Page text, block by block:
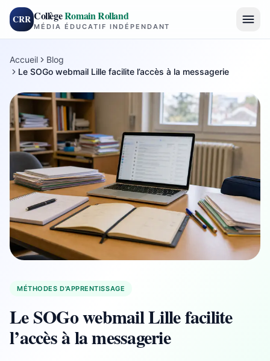
CRR CollègeRomain Rolland
MÉDIA ÉDUCATIF INDÉPENDANT
Accueil
Blog
Le SOGo webmail Lille facilite l’accès à la messagerie
MÉTHODES D'APPRENTISSAGE
Le SOGo webmail Lille facilite
l’accès à la messagerie